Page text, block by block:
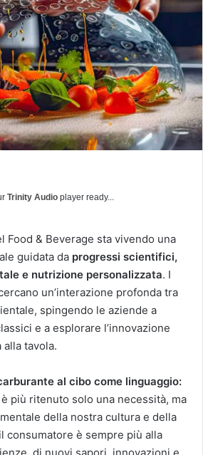
a
u
'
e
m
a
i
l
Trinity Audio player ready...
Food & Beverage sta vivendo una
guidata da progressi scientifici,
e nutrizione personalizzata. I
un’interazione profonda tra
spingendo le aziende a
e a esplorare l’innovazione
tavola.
al cibo come linguaggio:
più ritenuto solo una necessità, ma
della nostra cultura e della
consumatore è sempre più alla